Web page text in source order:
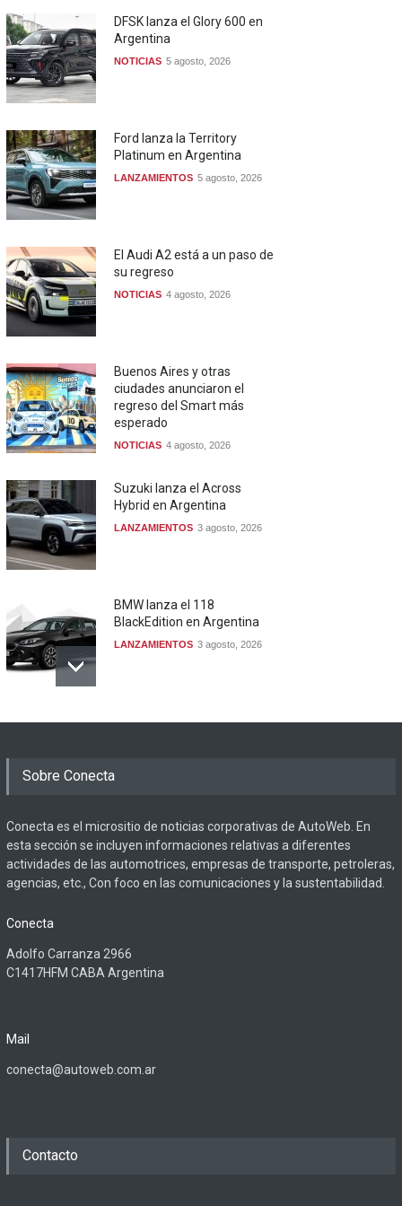
DFSK lanza el Glory 600 en
Argentina
NOTICIAS 5 agosto, 2026
Ford lanza la Territory
Platinum en Argentina
LANZAMIENTOS 5 agosto, 2026
El Audi A2 está a un paso de
su regreso
NOTICIAS 4 agosto, 2026
Buenos Aires y otras
ciudades anunciaron el
regreso del Smart más
esperado
NOTICIAS 4 agosto, 2026
Suzuki lanza el Across
Hybrid en Argentina
LANZAMIENTOS 3 agosto, 2026
BMW lanza el 118
BlackEdition en Argentina
LANZAMIENTOS 3 agosto, 2026
Sobre Conecta
Conecta es el micrositio de noticias corporativas de AutoWeb. En
esta sección se incluyen informaciones relativas a diferentes
actividades de las automotrices, empresas de transporte, petroleras,
agencias, etc., Con foco en las comunicaciones y la sustentabilidad.
Conecta
Adolfo Carranza 2966
C1417HFM CABA Argentina
Mail
conecta@autoweb.com.ar
Contacto